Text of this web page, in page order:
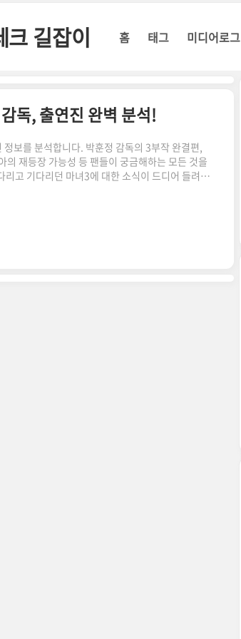
크 길잡이 홈 태그 미디어로그
독, 출연진 완벽 분석!
보를 분석합니다. 박훈정 감독의 3부작 완결편,
재등장 가능성 등 팬들이 궁금해하는 모든 것을
고 기다리던 마녀3에 대한 소식이 드디어 들려오
봉일은 언제? 많은 팬들이 가장 궁금해하는 것은
보입니다. 왜 그럴까요?마녀1은 2018년, 마녀2는
마녀3는 ..